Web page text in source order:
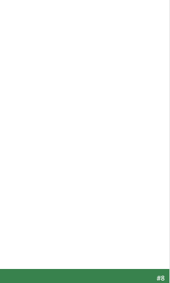
#8